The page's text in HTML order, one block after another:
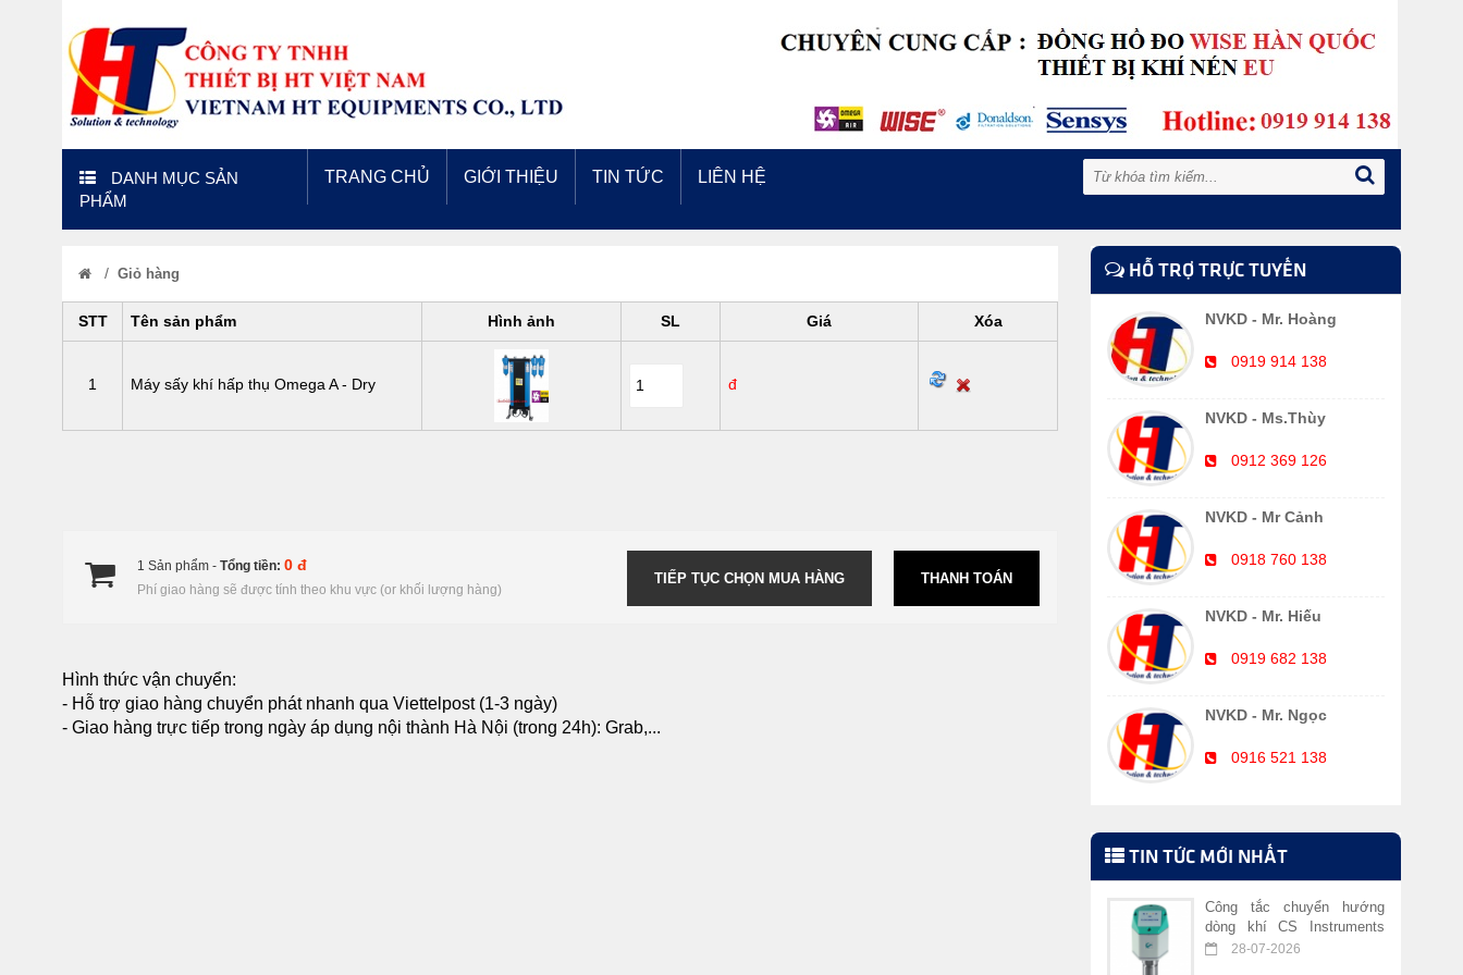
DANH MỤC SẢN
PHẨM
TRANG CHỦ GIỚI THIỆU TIN TỨC LIÊN HỆ
/ Giỏ hàng
STT Tên sản phẩm Hình ảnh SL Giá Xóa
1 Máy sấy khí hấp thụ Omega A - Dry đ
1 Sản phẩm - Tổng tiền: 0 đ
Phí giao hàng sẽ được tính theo khu vực (or khối lượng hàng)
THANH TOÁN
TIẾP TỤC CHỌN MUA HÀNG
Hình thức vận chuyển:
- Hỗ trợ giao hàng chuyển phát nhanh qua Viettelpost (1-3 ngày)
- Giao hàng trực tiếp trong ngày áp dụng nội thành Hà Nội (trong 24h): Grab,...
HỖ TRỢ TRỰC TUYẾN
NVKD - Mr. Hoàng
0919 914 138
NVKD - Ms.Thùy
0912 369 126
NVKD - Mr Cảnh
0918 760 138
NVKD - Mr. Hiếu
0919 682 138
NVKD - Mr. Ngọc
0916 521 138
TIN TỨC MỚI NHẤT
Công tắc chuyển hướng
dòng khí CS Instruments
VA 40928-07-2026